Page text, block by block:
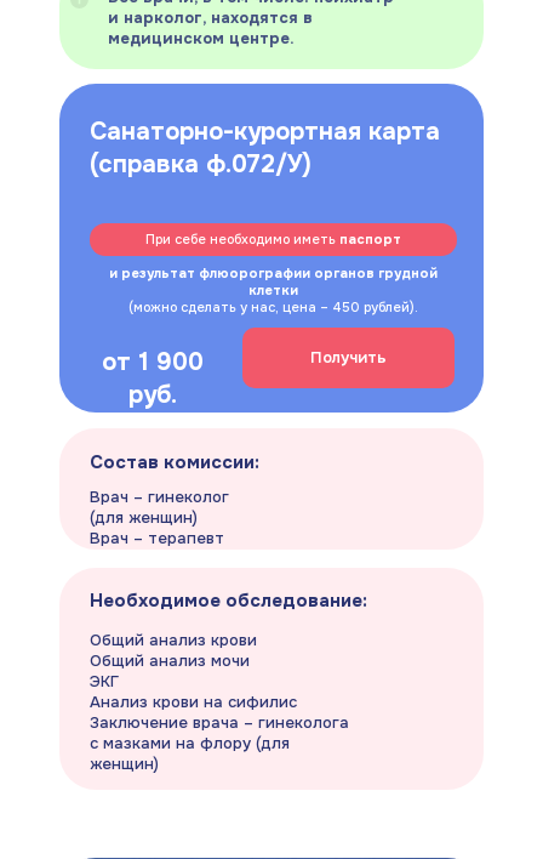
Санаторно-курортная карта
(справка ф.072/У)
от 1 900
руб.
При себе необходимо иметь паспорт
и результат флюорографии органов грудной
клетки
(можно сделать у нас, цена – 450 рублей).
Врач – гинеколог
(для женщин)
Врач – терапевт
Состав комиссии:
Необходимое обследование:
Получить
и нарколог, находятся в
медицинском центре.
Общий анализ крови
Общий анализ мочи
ЭКГ
Анализ крови на сифилис
Заключение врача – гинеколога
с мазками на флору (для
женщин)